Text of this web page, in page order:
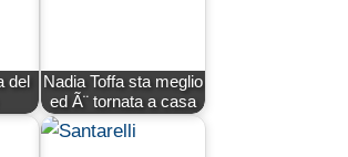
del
Nadia Toffa sta meglio
ed Ã¨ tornata a casa